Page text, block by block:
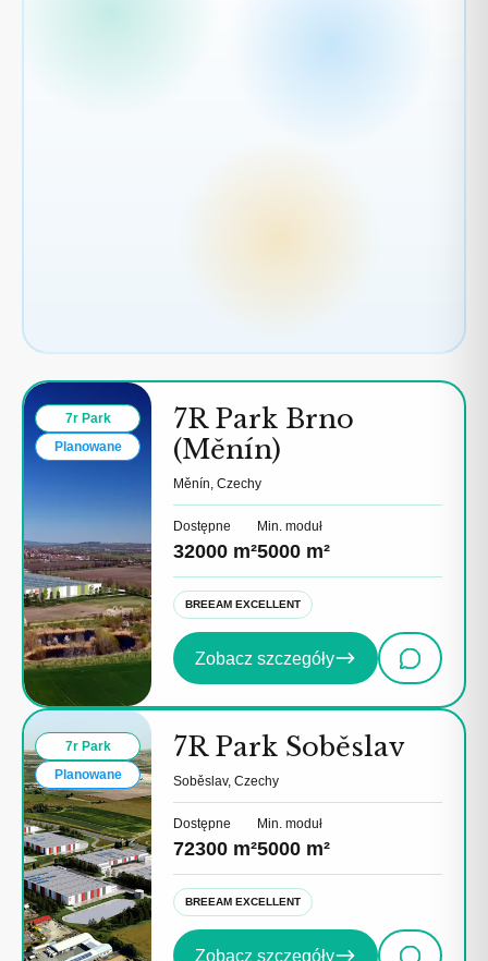
7r Park
Planowane
7R Park Brno
(Měnín)
Měnín, Czechy
Dostępne
32000 m²
Min. moduł
5000 m²
BREEAM EXCELLENT
Zobacz szczegóły
7r Park
Planowane
7R Park Soběslav
Soběslav, Czechy
Dostępne
72300 m²
Min. moduł
5000 m²
BREEAM EXCELLENT
Zobacz szczegóły